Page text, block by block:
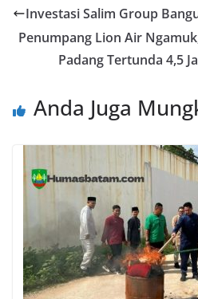
Investasi Salim Group
Penumpang Lion Air
Padang Tertunda 4,5
Anda Juga